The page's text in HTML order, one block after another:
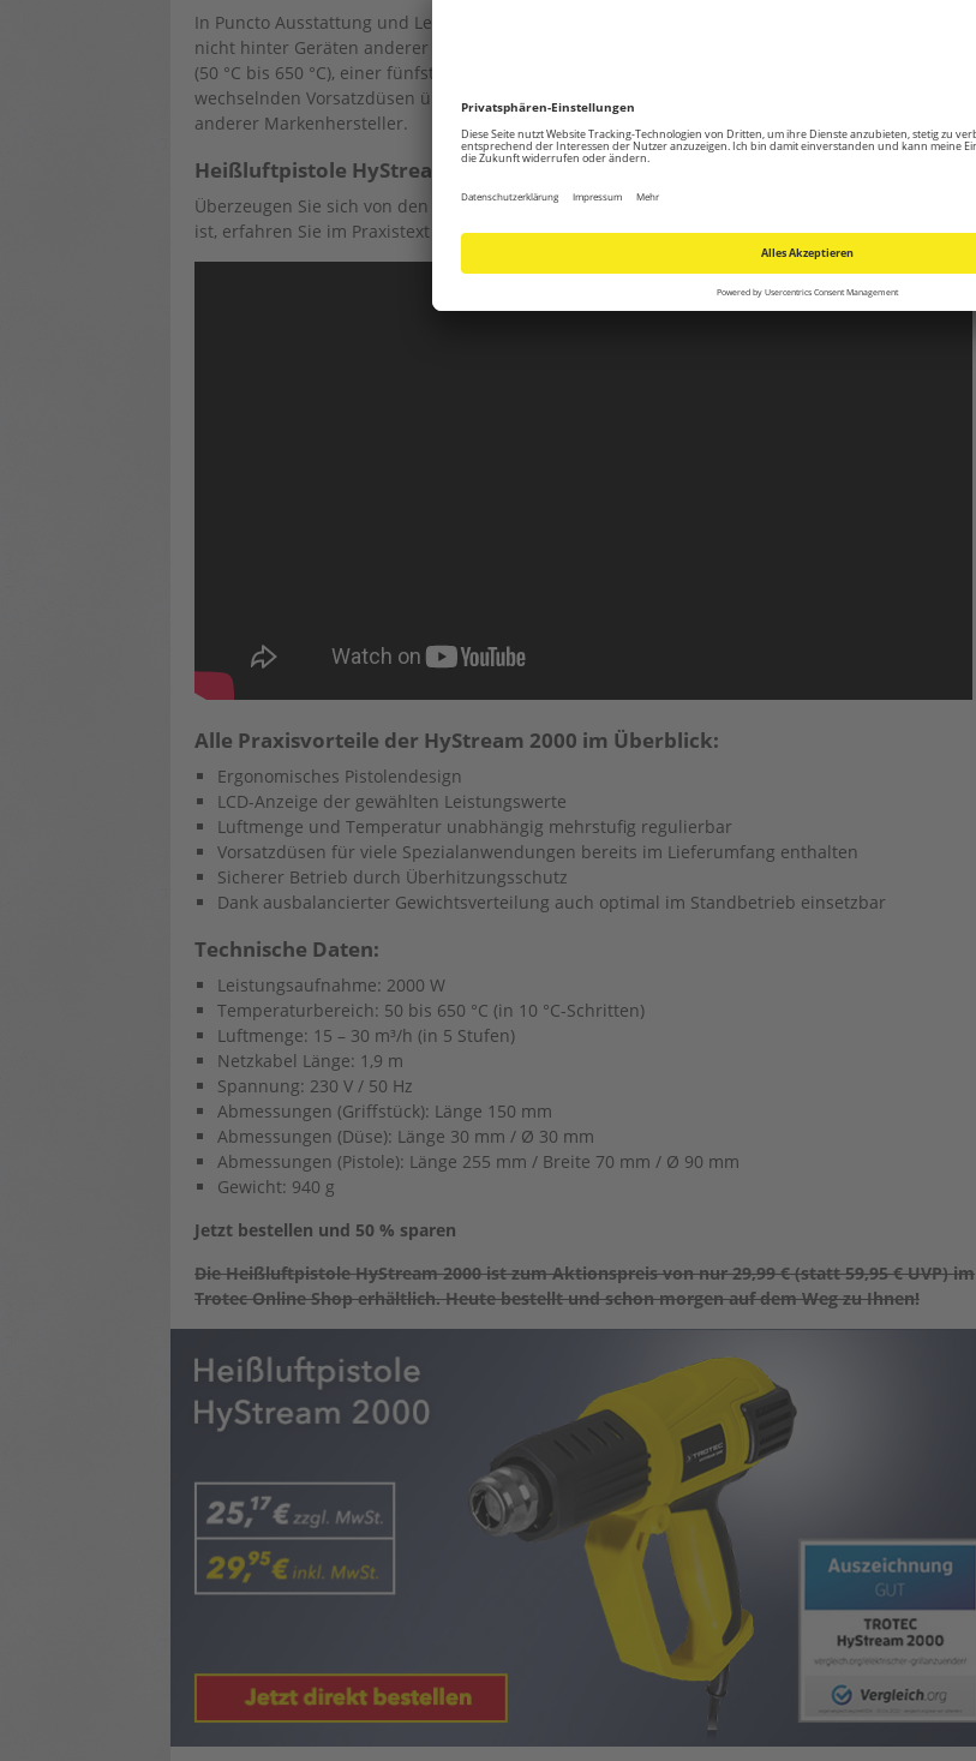
In Puncto Ausstattung und Leistung muss sich die HyStream 2000 trotz ihres günstigen Preises
nicht hinter Geräten anderer Hersteller verstecken. Mit über 60 vorwählbaren Temperaturstufen
(50 °C bis 650 °C), einer fünfstufigen Luftstromregelung, einem Digitaldisplay und vier leicht zu
wechselnden Vorsatzdüsen übertrifft das Trotec-Thermowerkzeug deutlich teurere Geräte
anderer Markenhersteller.
Heißluftpistole HyStream 2000 von Trotec im Praxistest
Überzeugen Sie sich von den Vorzügen der HyStream 2000. Warum die Heißluftpistole so beliebt
ist, erfahren Sie im Praxistext im Video:
Alle Praxisvorteile der HyStream 2000 im Überblick:
Ergonomisches Pistolendesign
LCD-Anzeige der gewählten Leistungswerte
Luftmenge und Temperatur unabhängig mehrstufig regulierbar
Vorsatzdüsen für viele Spezialanwendungen bereits im Lieferumfang enthalten
Sicherer Betrieb durch Überhitzungsschutz
Dank ausbalancierter Gewichtsverteilung auch optimal im Standbetrieb einsetzbar
Technische Daten:
Leistungsaufnahme: 2000 W
Temperaturbereich: 50 bis 650 °C (in 10 °C-Schritten)
Luftmenge: 15 – 30 m³/h (in 5 Stufen)
Netzkabel Länge: 1,9 m
Spannung: 230 V / 50 Hz
Abmessungen (Griffstück): Länge 150 mm
Abmessungen (Düse): Länge 30 mm / Ø 30 mm
Abmessungen (Pistole): Länge 255 mm / Breite 70 mm / Ø 90 mm
Gewicht: 940 g
Jetzt bestellen und 50 % sparen
Die Heißluftpistole HyStream 2000 ist zum Aktionspreis von nur 29,99 € (statt 59,95 € UVP) im
Trotec Online Shop erhältlich. Heute bestellt und schon morgen auf dem Weg zu Ihnen!